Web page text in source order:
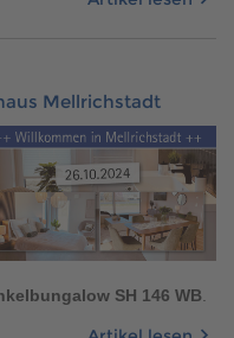
Mellrichstadt
SH 146 WB